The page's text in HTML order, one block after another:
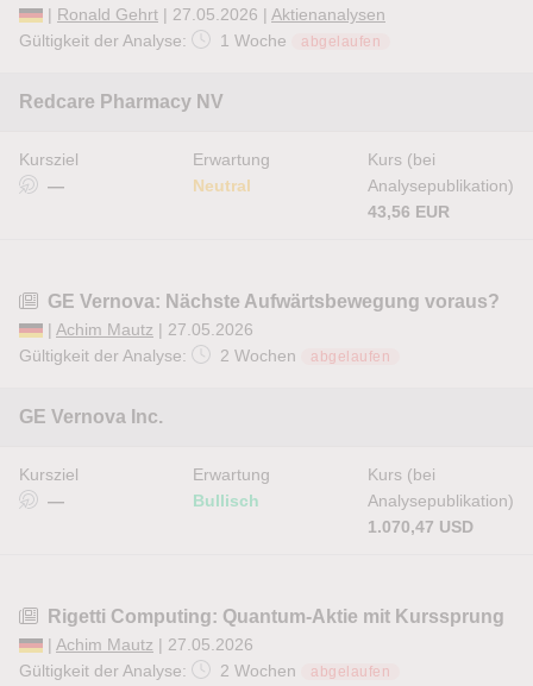
| Ronald Gehrt | 27.05.2026 | Aktienanalysen
Gültigkeit der Analyse:
1 Woche abgelaufen
Redcare Pharmacy NV
Kursziel
—
Erwartung
Neutral
Kurs (bei
Analysepublikation)
43,56 EUR
GE Vernova: Nächste Aufwärtsbewegung voraus?
| Achim Mautz | 27.05.2026
Gültigkeit der Analyse:
2 Wochen abgelaufen
GE Vernova Inc.
Kursziel
—
Erwartung
Bullisch
Kurs (bei
Analysepublikation)
1.070,47 USD
Rigetti Computing: Quantum-Aktie mit Kurssprung
| Achim Mautz | 27.05.2026
Gültigkeit der Analyse:
2 Wochen abgelaufen